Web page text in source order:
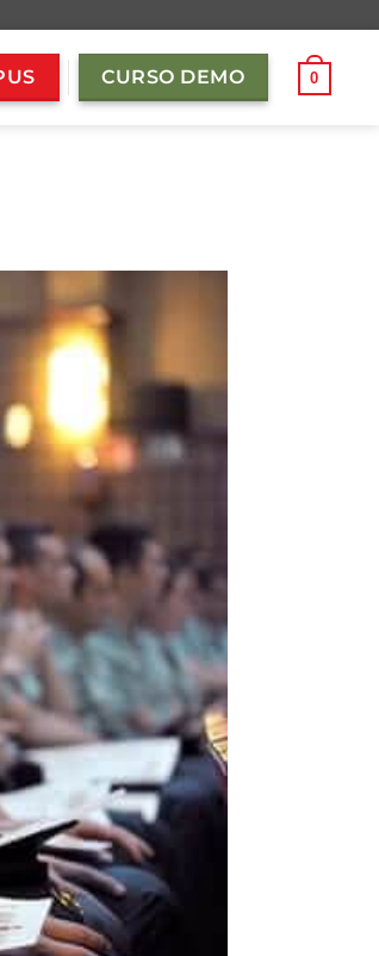
CURSO DEMO 0